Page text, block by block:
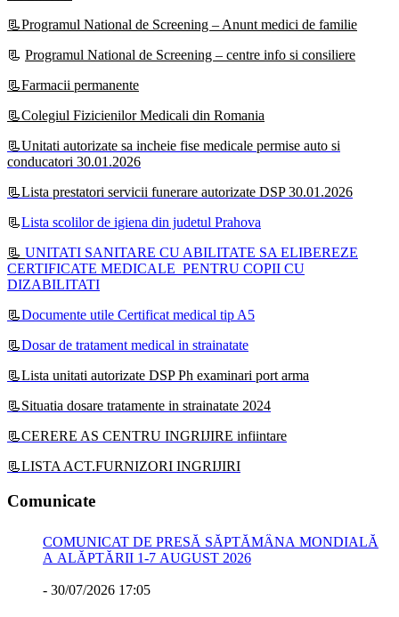
📃Programul National de Screening – Anunt medici de familie
📃 Programul National de Screening – centre info si consiliere
📃Farmacii permanente
📃Colegiul Fizicienilor Medicali din Romania
📃Unitati autorizate sa incheie fise medicale permise auto si
conducatori 30.01.2026
📃Lista prestatori servicii funerare autorizate DSP 30.01.2026
📃Lista scolilor de igiena din judetul Prahova
📃 UNITATI SANITARE CU ABILITATE SA ELIBEREZE
CERTIFICATE MEDICALE PENTRU COPII CU
DIZABILITATI
📃Documente utile Certificat medical tip A5
📃Dosar de tratament medical in strainatate
📃Lista unitati autorizate DSP Ph examinari port arma
📃Situatia dosare tratamente in strainatate 2024
📃CERERE AS CENTRU INGRIJIRE infiintare
📃LISTA ACT.FURNIZORI INGRIJIRI
Comunicate
COMUNICAT DE PRESĂ SĂPTĂMÂNA MONDIALĂ
A ALĂPTĂRII 1-7 AUGUST 2026
- 30/07/2026 17:05